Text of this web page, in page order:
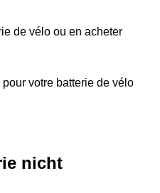
de vélo ou en acheter
votre batterie de vélo
nicht